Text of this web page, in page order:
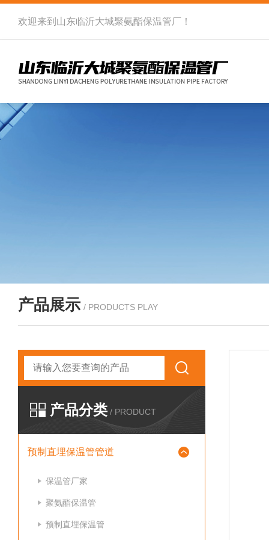
欢迎来到 山东临沂大城聚氨酯保温管厂 ！
产品展示 / PRODUCTS PLAY
产品分类 / PRODUCT
预制直埋保温管管道
保温管厂家
聚氨酯保温管
预制直埋保温管